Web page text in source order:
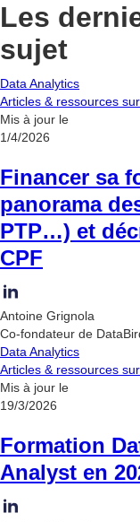
Les
sujet
Data Analytics
Articles & ressources
Mis à jour le
1/4/2026
Financer sa
panorama
PTP…) et
CPF
Antoine Grignola
Co-fondateur de
Data Analytics
Articles & ressources
Mis à jour le
19/3/2026
Formation
Analyst en